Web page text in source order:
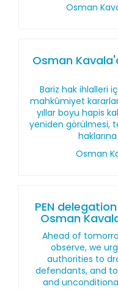
Osman
Osman
Bariz hak ihlalleri
mahkûmiyet
yıllar boyu hapis
yeniden görülmesi,
Osman
PEN
Osman
Ahead of
observe, we
authorities to
defendants, and
and